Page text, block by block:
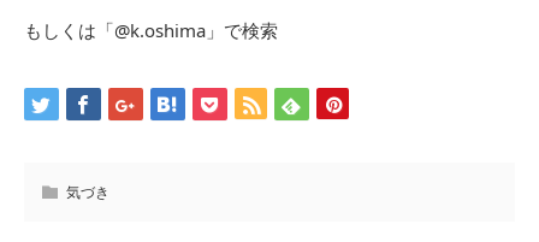
もしくは「@k.oshima」で検索
気づき